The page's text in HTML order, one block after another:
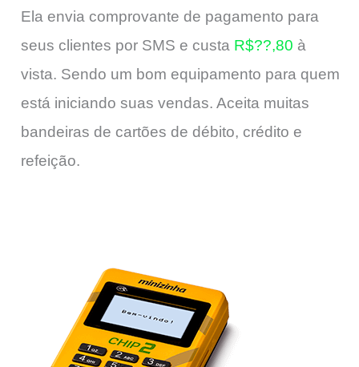
Ela envia comprovante de pagamento para
seus clientes por SMS e custa R$??,80 à
vista. Sendo um bom equipamento para quem
está iniciando suas vendas. Aceita muitas
bandeiras de cartões de débito, crédito e
refeição.